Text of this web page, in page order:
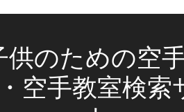
供のための空
空手教室検索